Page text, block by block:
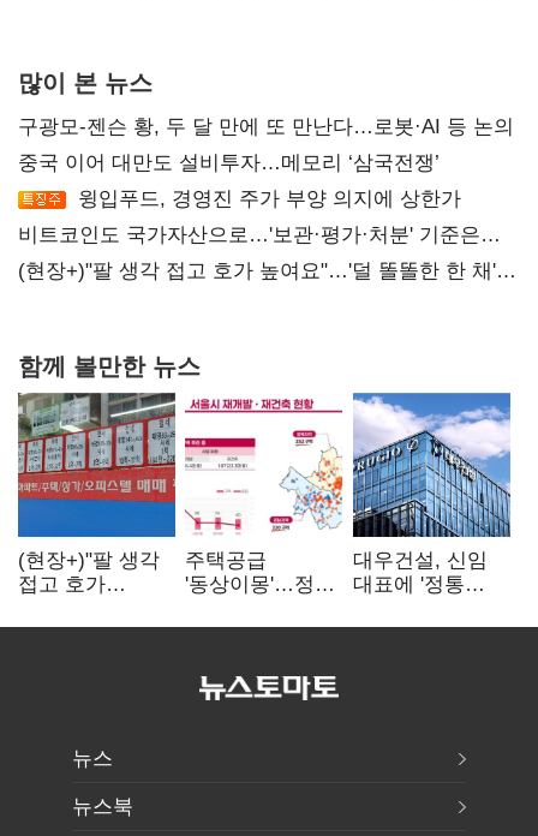
많이 본 뉴스
구광모-젠슨 황, 두 달 만에 또 만난다…로봇·AI 등 논의
중국 이어 대만도 설비투자…메모리 ‘삼국전쟁’
윙입푸드, 경영진 주가 부양 의지에 상한가
비트코인도 국가자산으로…'보관·평가·처분' 기준은
숙제
(현장+)"팔 생각 접고 호가 높여요"…'덜 똘똘한 한 채'
함께 볼만한 뉴스
(현장+)"팔 생각
접고 호가
똘똘한 한 채'
주택공급
'동상이몽'…정부
없으면 '공수표'
대우건설, 신임
대표에 '정통
부사장 내정
뉴스
뉴스북